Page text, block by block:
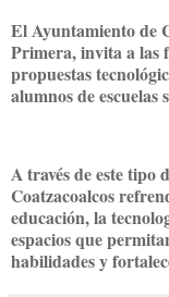
El Ayuntamiento de
Primera, invita a las
propuestas
alumnos de escuelas
A través de este tipo
Coatzacoalcos
educación, la
espacios que
habilidades y